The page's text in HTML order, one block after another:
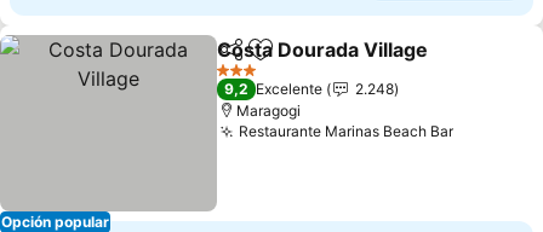
Opción popular
CompartirAñadir a favoritos
Costa Dourada Village
3 Estrellas
9,2 Excelente
2.248
Maragogi
Restaurante Marinas Beach Bar